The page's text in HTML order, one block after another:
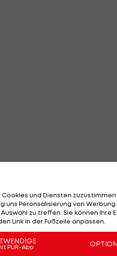
und Diensten
uns Peronsalisierung von
zu treffen. Sie können Ihre
Link in der Fußzeile anpassen.
PUR-Abo